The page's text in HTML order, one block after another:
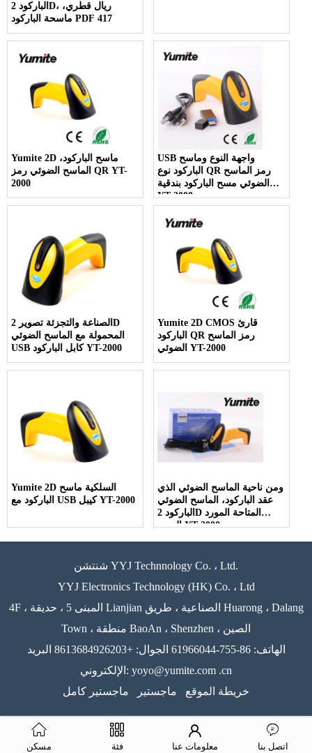
الباركود 2D، ريال قطري،
ماسحة الباركود PDF 417
Yumite 2D ماسح الباركود،
الماسح الضوئي رمز QR YT-
2000
USB واجهة النوع وماسح
الباركود نوع QR رمز الماسح
الضوئي مسح الباركود بندقية
YT-2000
الصناعة والتجزئة تصوير 2D
المحمولة مع الماسح الضوئي
USB كابل الباركود YT-2000
Yumite 2D CMOS قارئ
الباركود QR رمز الماسح
الضوئي YT-2000
Yumite 2D السلكية ماسح
الباركود مع USB كيبل YT-2000
ومن ناحية الماسح الضوئي الذي
عقد الباركود، الماسح الضوئي
الباركود 2D المتاحة المورد
الصين YT-2000
شنتشن YYJ Technnology Co. ، Ltd.
YYJ Electronics Technology (HK) Co. ، Ltd
4F ، المبنى 5 ، حديقة Lianjian الصناعية ، طريق Huarong ، Dalang
Town ، منطقة BaoAn ، Shenzhen ، الصين
الهاتف: 86-755-61966044 الجوال: +8613684926203 البريد
الإلكتروني: yoyo@yumite.com .cn
خريطة الموقع
ماجستير ماجستير كامل
مسكن فئة معلومات عنا اتصل بنا